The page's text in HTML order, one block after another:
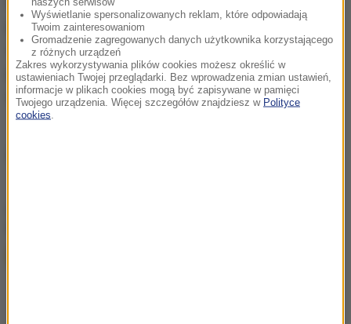
po udarze mózgu. 25-letnia modelka jadła śniadanie
z mężem, kiedy nagle źle się poczuła, miała
problemy z mową, zaczęła się ślinić i nie mogła
ustać na nogach.
Wyświetlanie spersonalizowanych reklam, które odpowiadają
Twoim zainteresowaniom
Gromadzenie zagregowanych danych użytkownika korzystającego
z różnych urządzeń
Zakres wykorzystywania plików cookies możesz określić w
ustawieniach Twojej przeglądarki. Bez wprowadzenia zmian ustawień,
informacje w plikach cookies mogą być zapisywane w pamięci
Twojego urządzenia. Więcej szczegółów znajdziesz w Polityce
cookies